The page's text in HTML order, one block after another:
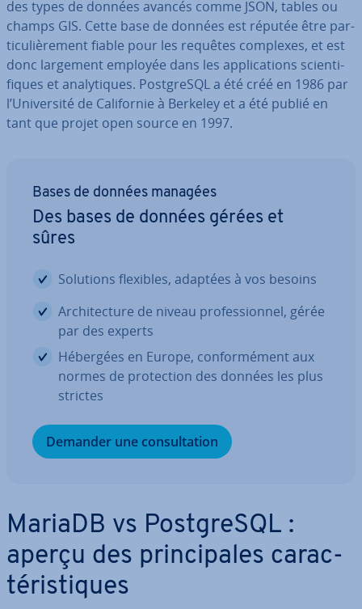
des types de données avancés comme JSON, tables ou
champs GIS. Cette base de données est réputée être par­
ti­cu­liè­re­ment fiable pour les requêtes complexes, et est
donc largement employée dans les ap­pli­ca­tions scien­ti­
fiques et ana­ly­tiques. Post­greSQL a été créé en 1986 par
l’Uni­ver­sité de Ca­li­for­nie à Berkeley et a été publié en
tant que projet open source en 1997.
Bases de données managées
Des bases de données gérées et
sûres
Solutions flexibles, adaptées à vos besoins
Ar­chi­tec­ture de niveau pro­fes­sion­nel, gérée
par des experts
Hébergées en Europe, con­for­mé­ment aux
normes de pro­tec­tion des données les plus
strictes
Demander une con­sul­ta­tion
MariaDB vs Post­greSQL :
aperçu des prin­ci­pales ca­rac­
té­ris­tiques